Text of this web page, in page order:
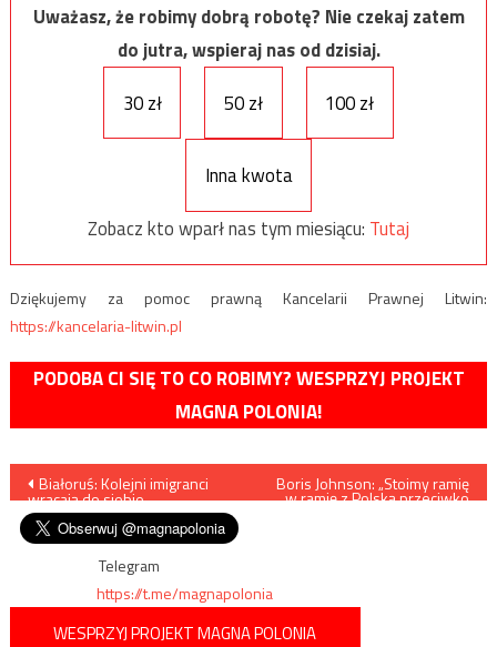
Uważasz, że robimy dobrą robotę? Nie czekaj zatem
do jutra, wspieraj nas od dzisiaj.
30 zł
50 zł 100 zł
Inna kwota
Zobacz kto wparł nas tym miesiącu: Tutaj
Dziękujemy za pomoc prawną Kancelarii Prawnej Litwin:
https://kancelaria-litwin.pl
PODOBA CI SIĘ TO CO ROBIMY? WESPRZYJ PROJEKT
MAGNA POLONIA!
Nawigacja
wpisu
Białoruś: Kolejni imigranci
wracają do siebie
Boris Johnson: „Stoimy ramię
w ramię z Polską przeciwko
Telegram
https://t.me/magnapolonia
WESPRZYJ PROJEKT MAGNA POLONIA